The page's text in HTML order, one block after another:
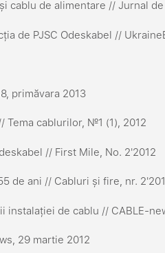
cablu de alimentare // Jurnal
de PJSC Odeskabel //
primăvara 2013
Tema cablurilor, №1 (1), 2012
// First Mile, No. 2'2012
de ani // Cabluri și fire, nr.
de cablu // CABLE-
29 martie 2012